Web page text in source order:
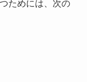
ためには、次の